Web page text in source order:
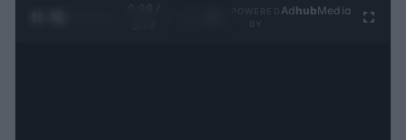
0:29 /
Ad hubMedia